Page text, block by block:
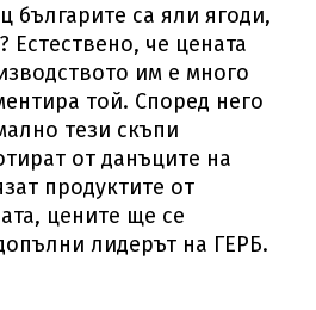
българите са яли ягоди,
че цената
им е много
той. Според него
тези скъпи
от данъците на
продуктите от
цените ще се
лидерът на ГЕРБ.